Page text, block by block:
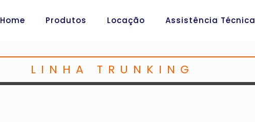
Home Produtos Locação Assistência Técnica
LINHA TRUNKING